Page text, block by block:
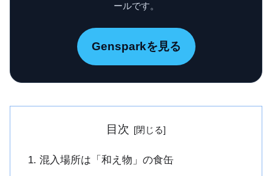
ールです。
Gensparkを見る
目次
混入場所は「和え物」の食缶